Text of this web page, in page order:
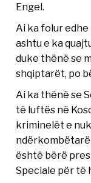
Engel.
Ai ka folur
ashtu e ka
duke thënë se
shqiptarët, po
Ai ka thënë se
të luftës në
kriminelët e
është bërë
Speciale për të